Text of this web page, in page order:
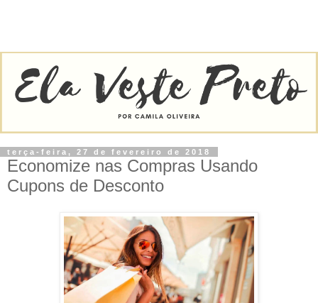
terça-feira, 27 de fevereiro de 2018
Economize nas Compras Usando
Cupons de Desconto